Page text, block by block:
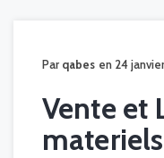
Par qabes en 24
Vente et